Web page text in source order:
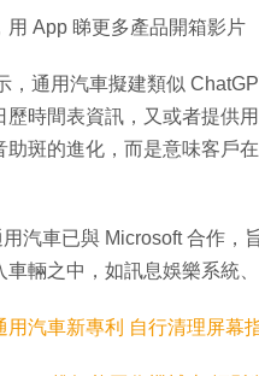
:
3
0
%
用 App 睇更多產品開箱影片
，通用汽車擬建類似
歷時間表資訊，又或者提供
助斑的進化，而是意味客戶
汽車已與 Microsoft 合作，
車輛之中，如訊息娛樂系統
用汽車新專利 自行清理屏幕